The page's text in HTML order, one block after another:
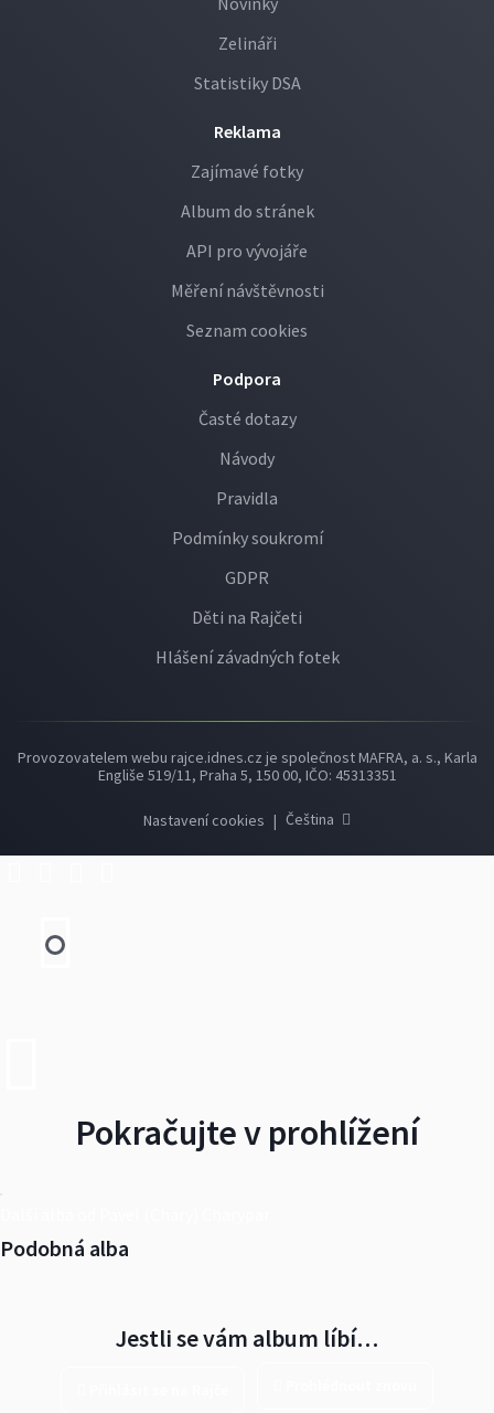
Zelináři
Statistiky DSA
Reklama
Zajímavé fotky
Album do stránek
API pro vývojáře
Měření návštěvnosti
Seznam cookies
Podpora
Časté dotazy
Návody
Pravidla
Podmínky soukromí
GDPR
Děti na Rajčeti
Hlášení závadných fotek
Provozovatelem webu rajce.idnes.cz je společnost MAFRA, a. s., Karla
Engliše 519/11, Praha 5, 150 00, IČO: 45313351
Nastavení cookies | Čeština
Pokračujte v prohlížení
Podobná alba
Jestli se vám album líbí…